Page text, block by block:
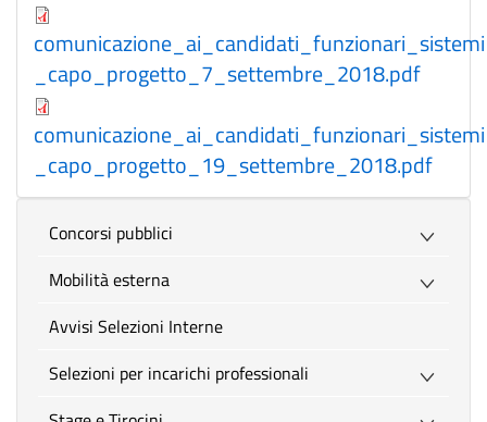
_capo_progetto_7_settembre_2018.pdf
_capo_progetto_19_settembre_2018.pdf
Concorsi pubblici
Mobilità esterna
Avvisi Selezioni Interne
Selezioni per incarichi professionali